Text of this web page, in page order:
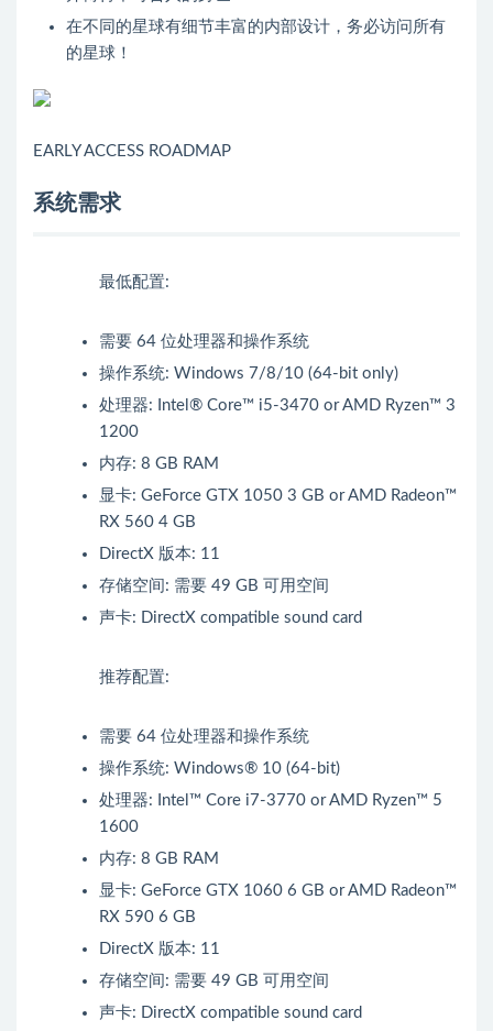
在不同的星球有细节丰富的内部设计，务必访问所有
的星球！
EARLY ACCESS ROADMAP
系统需求
最低配置:
需要 64 位处理器和操作系统
操作系统: Windows 7/8/10 (64-bit only)
处理器: Intel® Core™ i5-3470 or AMD Ryzen™ 3
1200
内存: 8 GB RAM
显卡: GeForce GTX 1050 3 GB or AMD Radeon™
RX 560 4 GB
DirectX 版本: 11
存储空间: 需要 49 GB 可用空间
声卡: DirectX compatible sound card
推荐配置:
需要 64 位处理器和操作系统
操作系统: Windows® 10 (64-bit)
处理器: Intel™ Core i7-3770 or AMD Ryzen™ 5
1600
内存: 8 GB RAM
显卡: GeForce GTX 1060 6 GB or AMD Radeon™
RX 590 6 GB
DirectX 版本: 11
存储空间: 需要 49 GB 可用空间
声卡: DirectX compatible sound card